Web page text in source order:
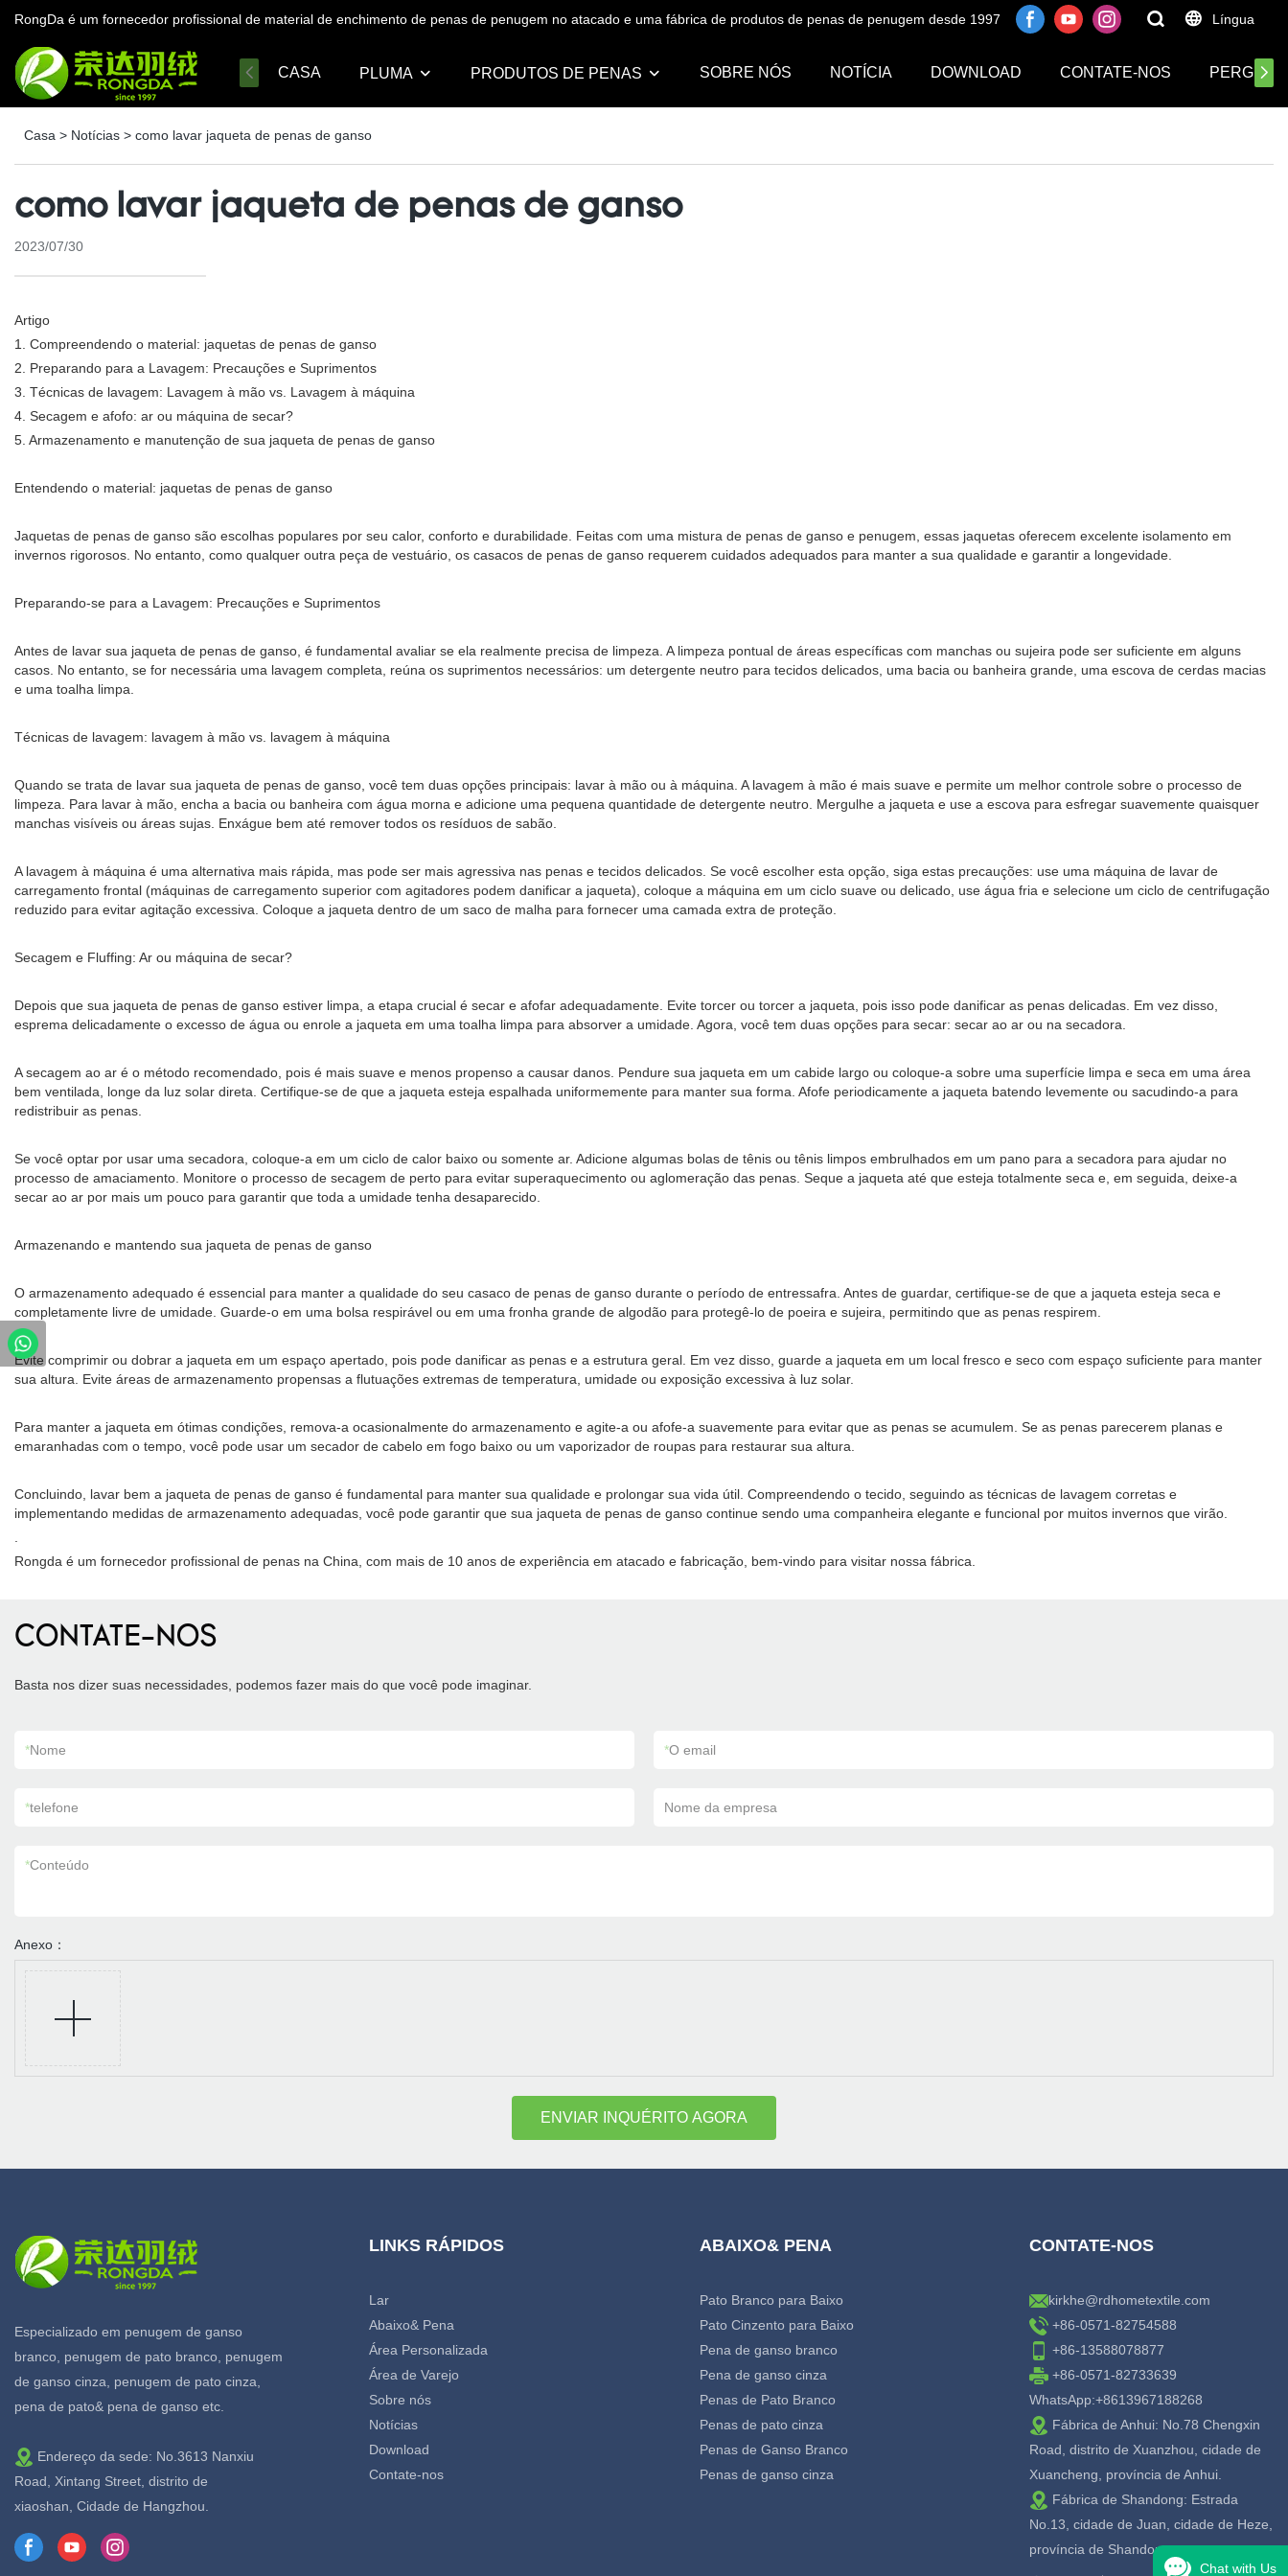
RongDa é um fornecedor profissional de material de enchimento de penas de penugem no atacado e uma fábrica de produtos de penas de penugem desde 1997 Língua
CASA PLUMA PRODUTOS DE PENAS SOBRE NÓS NOTÍCIA DOWNLOAD CONTATE-NOS
Casa > Notícias > como lavar jaqueta de penas de ganso
como lavar jaqueta de penas de ganso
2023/07/30
Artigo
1. Compreendendo o material: jaquetas de penas de ganso
2. Preparando para a Lavagem: Precauções e Suprimentos
3. Técnicas de lavagem: Lavagem à mão vs. Lavagem à máquina
4. Secagem e afofo: ar ou máquina de secar?
5. Armazenamento e manutenção de sua jaqueta de penas de ganso
Entendendo o material: jaquetas de penas de ganso
Jaquetas de penas de ganso são escolhas populares por seu calor, conforto e durabilidade. Feitas com uma mistura de penas de ganso e penugem, essas jaquetas oferecem excelente isolamento em
invernos rigorosos. No entanto, como qualquer outra peça de vestuário, os casacos de penas de ganso requerem cuidados adequados para manter a sua qualidade e garantir a longevidade.
Preparando-se para a Lavagem: Precauções e Suprimentos
Antes de lavar sua jaqueta de penas de ganso, é fundamental avaliar se ela realmente precisa de limpeza. A limpeza pontual de áreas específicas com manchas ou sujeira pode ser suficiente em alguns
casos. No entanto, se for necessária uma lavagem completa, reúna os suprimentos necessários: um detergente neutro para tecidos delicados, uma bacia ou banheira grande, uma escova de cerdas macias
e uma toalha limpa.
Técnicas de lavagem: lavagem à mão vs. lavagem à máquina
Quando se trata de lavar sua jaqueta de penas de ganso, você tem duas opções principais: lavar à mão ou à máquina. A lavagem à mão é mais suave e permite um melhor controle sobre o processo de
limpeza. Para lavar à mão, encha a bacia ou banheira com água morna e adicione uma pequena quantidade de detergente neutro. Mergulhe a jaqueta e use a escova para esfregar suavemente quaisquer
manchas visíveis ou áreas sujas. Enxágue bem até remover todos os resíduos de sabão.
A lavagem à máquina é uma alternativa mais rápida, mas pode ser mais agressiva nas penas e tecidos delicados. Se você escolher esta opção, siga estas precauções: use uma máquina de lavar de
carregamento frontal (máquinas de carregamento superior com agitadores podem danificar a jaqueta), coloque a máquina em um ciclo suave ou delicado, use água fria e selecione um ciclo de centrifugação
reduzido para evitar agitação excessiva. Coloque a jaqueta dentro de um saco de malha para fornecer uma camada extra de proteção.
Secagem e Fluffing: Ar ou máquina de secar?
Depois que sua jaqueta de penas de ganso estiver limpa, a etapa crucial é secar e afofar adequadamente. Evite torcer ou torcer a jaqueta, pois isso pode danificar as penas delicadas. Em vez disso,
esprema delicadamente o excesso de água ou enrole a jaqueta em uma toalha limpa para absorver a umidade. Agora, você tem duas opções para secar: secar ao ar ou na secadora.
A secagem ao ar é o método recomendado, pois é mais suave e menos propenso a causar danos. Pendure sua jaqueta em um cabide largo ou coloque-a sobre uma superfície limpa e seca em uma área
bem ventilada, longe da luz solar direta. Certifique-se de que a jaqueta esteja espalhada uniformemente para manter sua forma. Afofe periodicamente a jaqueta batendo levemente ou sacudindo-a para
redistribuir as penas.
Se você optar por usar uma secadora, coloque-a em um ciclo de calor baixo ou somente ar. Adicione algumas bolas de tênis ou tênis limpos embrulhados em um pano para a secadora para ajudar no
processo de amaciamento. Monitore o processo de secagem de perto para evitar superaquecimento ou aglomeração das penas. Seque a jaqueta até que esteja totalmente seca e, em seguida, deixe-a
secar ao ar por mais um pouco para garantir que toda a umidade tenha desaparecido.
Armazenando e mantendo sua jaqueta de penas de ganso
O armazenamento adequado é essencial para manter a qualidade do seu casaco de penas de ganso durante o período de entressafra. Antes de guardar, certifique-se de que a jaqueta esteja seca e
completamente livre de umidade. Guarde-o em uma bolsa respirável ou em uma fronha grande de algodão para protegê-lo de poeira e sujeira, permitindo que as penas respirem.
Evite comprimir ou dobrar a jaqueta em um espaço apertado, pois pode danificar as penas e a estrutura geral. Em vez disso, guarde a jaqueta em um local fresco e seco com espaço suficiente para manter
sua altura. Evite áreas de armazenamento propensas a flutuações extremas de temperatura, umidade ou exposição excessiva à luz solar.
Para manter a jaqueta em ótimas condições, remova-a ocasionalmente do armazenamento e agite-a ou afofe-a suavemente para evitar que as penas se acumulem. Se as penas parecerem planas e
emaranhadas com o tempo, você pode usar um secador de cabelo em fogo baixo ou um vaporizador de roupas para restaurar sua altura.
Concluindo, lavar bem a jaqueta de penas de ganso é fundamental para manter sua qualidade e prolongar sua vida útil. Compreendendo o tecido, seguindo as técnicas de lavagem corretas e
implementando medidas de armazenamento adequadas, você pode garantir que sua jaqueta de penas de ganso continue sendo uma companheira elegante e funcional por muitos invernos que virão.
Rongda é um fornecedor profissional de penas na China, com mais de 10 anos de experiência em atacado e fabricação, bem-vindo para visitar nossa fábrica.
CONTATE-NOS
Basta nos dizer suas necessidades, podemos fazer mais do que você pode imaginar.
*Nome *O email
*telefone Nome da empresa
*Conteúdo
Anexo：
ENVIAR INQUÉRITO AGORA
Especializado em penugem de ganso
branco, penugem de pato branco, penugem
de ganso cinza, penugem de pato cinza,
pena de pato& pena de ganso etc.
Endereço da sede: No.3613 Nanxiu
Road, Xintang Street, distrito de
xiaoshan, Cidade de Hangzhou.
LINKS RÁPIDOS
Lar
Abaixo& Pena
Área Personalizada
Área de Varejo
Sobre nós
Notícias
Download
Contate-nos
ABAIXO& PENA
Pato Branco para Baixo
Pato Cinzento para Baixo
Pena de ganso branco
Pena de ganso cinza
Penas de Pato Branco
Penas de pato cinza
Penas de Ganso Branco
Penas de ganso cinza
CONTATE-NOS
kirkhe@rdhometextile.com
+86-0571-82754588
+86-13588078877
+86-0571-82733639
WhatsApp:+8613967188268
Fábrica de Anhui: No.78 Chengxin
Road, distrito de Xuanzhou, cidade de
Xuancheng, província de Anhui.
Fábrica de Shandong: Estrada
No.13, cidade de Juan, cidade de Heze,
província de Shandong.
Chat with Us